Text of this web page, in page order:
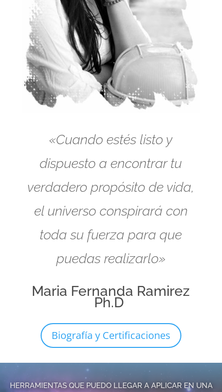
«Cuando estés listo y
dispuesto a encontrar tu
verdadero propósito de vida,
el universo conspirará con
toda su fuerza para que
puedas realizarlo»
Maria Fernanda Ramirez
Ph.D
Biografía y Certificaciones
HERRAMIENTAS QUE PUEDO LLEGAR A APLICAR EN UNA